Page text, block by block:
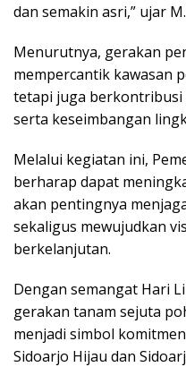
dan semakin asri,” ujar
Menurutnya, gerakan
mempercantik kawasan
tetapi juga berkontribusi
serta keseimbangan
Melalui kegiatan ini,
berharap dapat
akan pentingnya
sekaligus mewujudkan
berkelanjutan.
Dengan semangat Hari
gerakan tanam sejuta
menjadi simbol
Sidoarjo Hijau dan